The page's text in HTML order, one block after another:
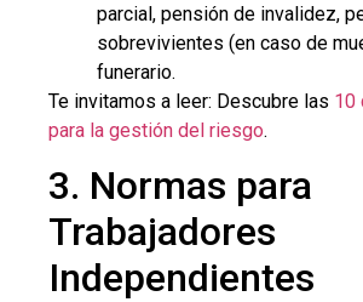
parcial, pensión de invalidez,
sobrevivientes (en caso de
funerario.
Te invitamos a leer: Descubre las 10
para la gestión del riesgo.
3. Normas para
Trabajadores
Independientes